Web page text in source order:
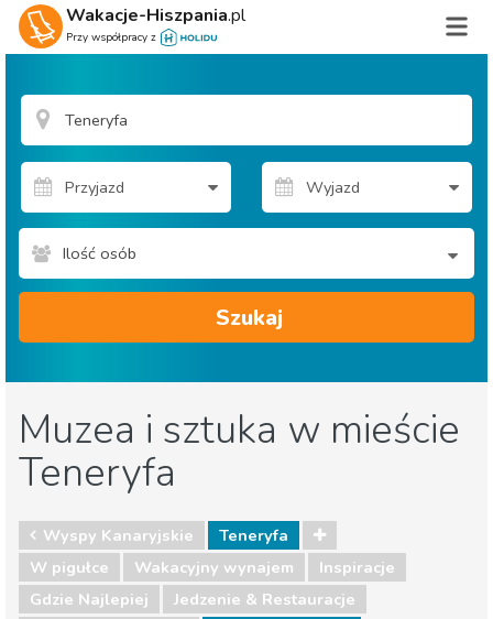
Wakacje-Hiszpania.pl
Przy współpracy z
Ilość osób
Szukaj
Muzea i sztuka w mieście
Teneryfa
Wyspy Kanaryjskie
Teneryfa
W pigułce
Wakacyjny wynajem
Inspiracje
Gdzie Najlepiej
Jedzenie & Restauracje